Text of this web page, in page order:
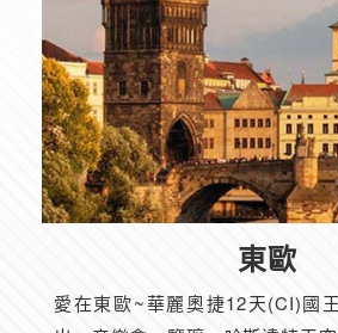
東歐
愛在東歐~華麗奧捷12天(CI)國